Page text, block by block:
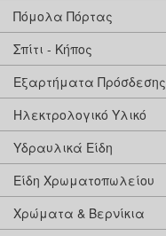
Πόμολα Πόρτας
Σπίτι - Κήπος
Εξαρτήματα Πρόσδεσης
Ηλεκτρολογικό Υλικό
Υδραυλικά Είδη
Είδη Χρωματοπωλείου
Χρώματα & Βερνίκια